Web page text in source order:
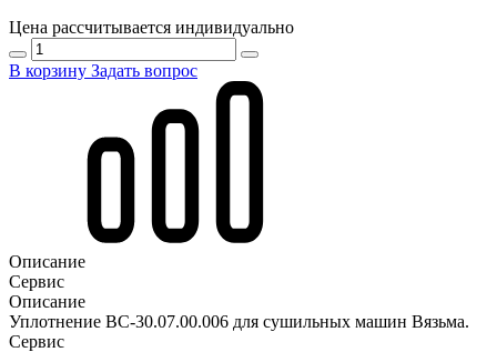
Цена рассчитывается индивидуально
В корзину Задать вопрос
Описание
Сервис
Описание
Уплотнение ВС-30.07.00.006 для сушильных машин Вязьма.
Сервис